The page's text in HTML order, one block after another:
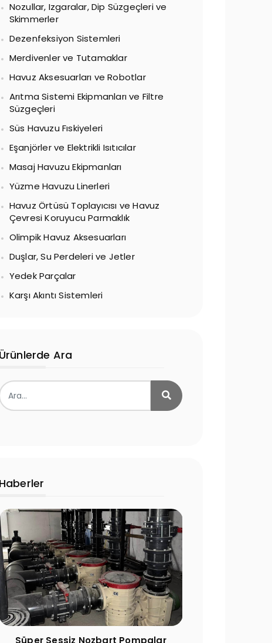
Nozullar, Izgaralar, Dip Süzgeçleri ve
Skimmerler
Dezenfeksiyon Sistemleri
Merdivenler ve Tutamaklar
Havuz Aksesuarları ve Robotlar
Arıtma Sistemi Ekipmanları ve Filtre
Süzgeçleri
Süs Havuzu Fıskiyeleri
Eşanjörler ve Elektrikli Isıtıcılar
Masaj Havuzu Ekipmanları
Yüzme Havuzu Linerleri
Havuz Örtüsü Toplayıcısı ve Havuz
Çevresi Koruyucu Parmaklık
Olimpik Havuz Aksesuarları
Duşlar, Su Perdeleri ve Jetler
Yedek Parçalar
Karşı Akıntı Sistemleri
Ürünlerde Ara
Haberler
Süper Sessiz Nozbart Pompalar